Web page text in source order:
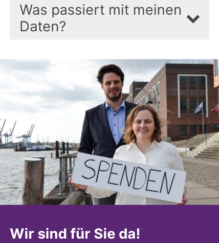
Was passiert mit meinen
Daten?
Wir sind für Sie da!